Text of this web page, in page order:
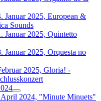
Januar 2025, European &
Sounds
Januar 2025, Quintetto
Januar 2025, Orquesta no
2025, Gloria! -
April 2024, "Minute Minuets"